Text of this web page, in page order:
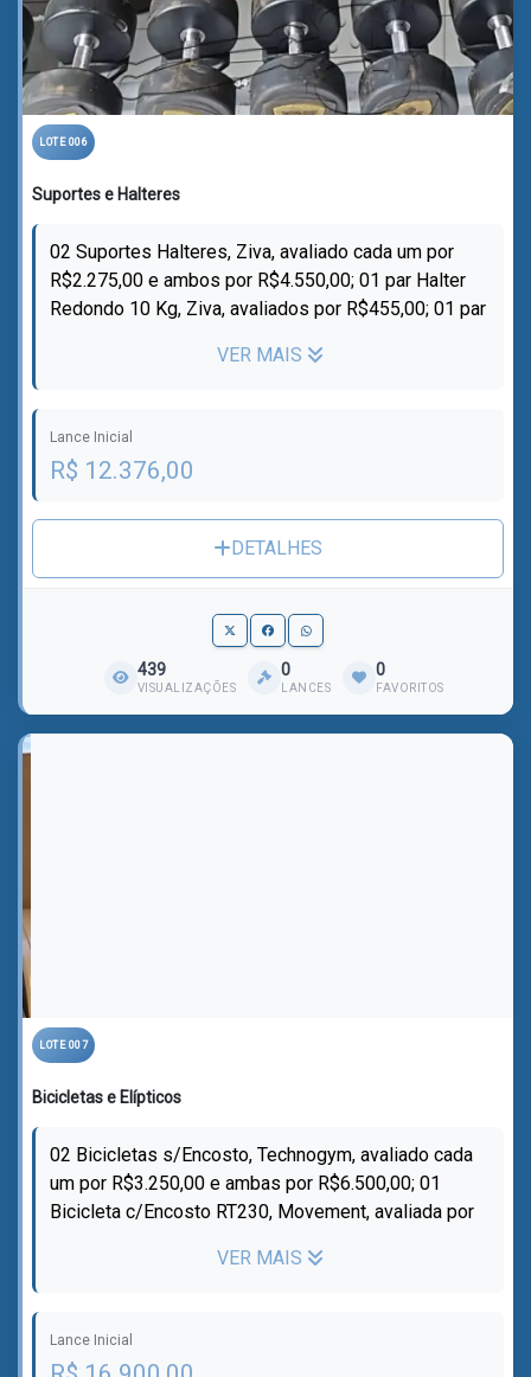
LOTE 006
Suportes e Halteres
02 Suportes Halteres, Ziva, avaliado cada um por
R$2.275,00 e ambos por R$4.550,00; 01 par Halter
Redondo 10 Kg, Ziva, avaliados por R$455,00; 01 par
VER MAIS
Lance Inicial
R$ 12.376,00
DETALHES
439
VISUALIZAÇÕES
0
LANCES
0
FAVORITOS
LOTE 007
Bicicletas e Elípticos
02 Bicicletas s/Encosto, Technogym, avaliado cada
um por R$3.250,00 e ambas por R$6.500,00; 01
Bicicleta c/Encosto RT230, Movement, avaliada por
VER MAIS
Lance Inicial